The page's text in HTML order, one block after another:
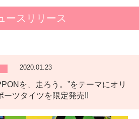
ースリリース
2020.01.23
を、走ろう。”をテーマにオリ
ーツタイツを限定発売!!